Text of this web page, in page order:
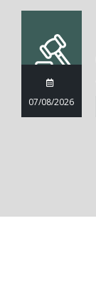
07/08/2026